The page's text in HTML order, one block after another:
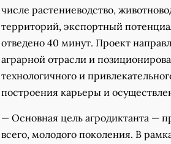
числе растениеводство,
территорий, экспортный
отведено 40 минут. Проект
аграрной отрасли и
технологичного и
построения карьеры и
— Основная цель агродиктанта —
всего, молодого поколения. В